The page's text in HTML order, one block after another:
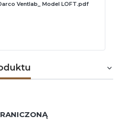
Ventlab_ Model LOFT.pdf